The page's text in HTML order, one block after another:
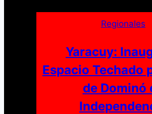
del
Nazareno
Regionales
Yaracuy:
Espacio Techado
de Dominó